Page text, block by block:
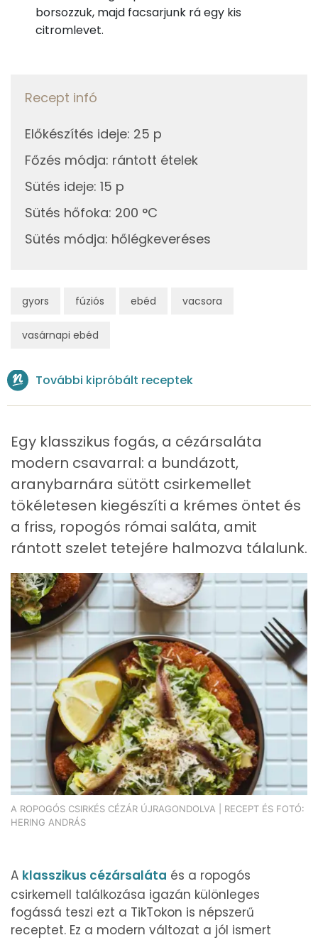
gyors fúziós ebéd vacsora
vasárnapi ebéd
Magnézium
160 mg
Szénhidrát
Víz
Vitaminok
Összesen
A vitamin (RAE):
1244 micro
B6 vitamin:
2 mg
B12 Vitamin:
2 micro
E vitamin:
96 mg
C vitamin:
12 mg
D vitamin:
74 micro
K vitamin:
288 micro
Tiamin - B1 vitamin:
1 mg
Riboflavin - B2 vitamin:
1 mg
Niacin - B3 vitamin:
28 mg
Pantoténsav - B5 vitamin:
0 mg
Kolin:
458 mg
Retinol - A vitamin:
196 micro
α-karotin
4 micro
borsozzuk, majd facsarjunk rá egy kis
citromlevet.
Recept infó
Előkészítés ideje: 25 p
Főzés módja: rántott ételek
Sütés ideje: 15 p
Sütés hőfoka: 200 °C
Sütés módja: hőlégkeveréses
További kipróbált receptek
Egy klasszikus fogás, a cézársaláta
modern csavarral: a bundázott,
aranybarnára sütött csirkemellet
tökéletesen kiegészíti a krémes öntet és
a friss, ropogós római saláta, amit
rántott szelet tetejére halmozva tálalunk.
A ROPOGÓS CSIRKÉS CÉZÁR ÚJRAGONDOLVA | RECEPT ÉS FOTÓ:
HERING ANDRÁS
A klasszikus cézársaláta és a ropogós
csirkemell találkozása igazán különleges
fogássá teszi ezt a TikTokon is népszerű
receptet. Ez a modern változat a jól ismert